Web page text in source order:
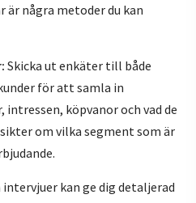
några metoder du kan
Skicka ut enkäter till både
för att samla in
köpvanor och vad de
om vilka segment som är
kan ge dig detaljerad